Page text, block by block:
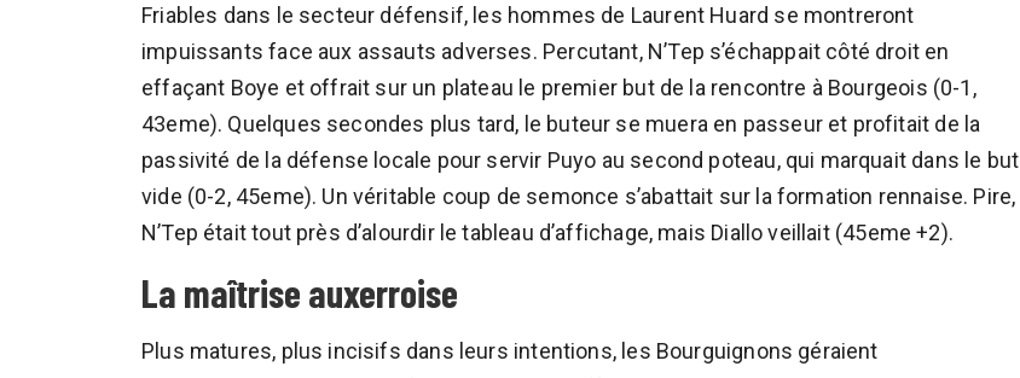
Friables dans le secteur défensif, les hommes de Laurent Huard se montreront
impuissants face aux assauts adverses. Percutant, N’Tep s’échappait côté droit en
effaçant Boye et offrait sur un plateau le premier but de la rencontre à Bourgeois (0-1,
43eme). Quelques secondes plus tard, le buteur se muera en passeur et profitait de la
passivité de la défense locale pour servir Puyo au second poteau, qui marquait dans le but
vide (0-2, 45eme). Un véritable coup de semonce s’abattait sur la formation rennaise. Pire,
N’Tep était tout près d’alourdir le tableau d’affichage, mais Diallo veillait (45eme +2).
La maîtrise auxerroise
Plus matures, plus incisifs dans leurs intentions, les Bourguignons géraient